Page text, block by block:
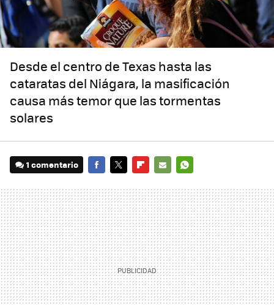
Desde el centro de Texas hasta las
cataratas del Niágara, la masificación
causa más temor que las tormentas
solares
1 comentario
MAIL